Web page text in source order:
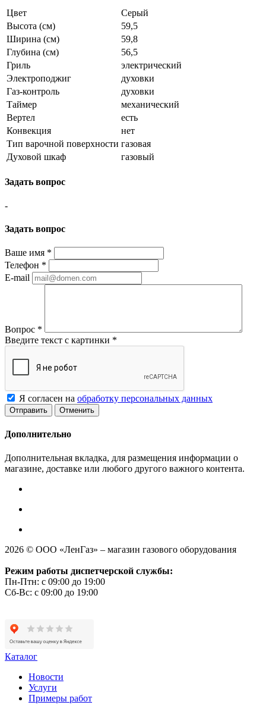
Цвет
Серый
Высота (см)
59,5
Ширина (см)
59,8
Глубина (см)
56,5
Гриль
электрический
Электроподжиг
духовки
Газ-контроль
духовки
Таймер
механический
Вертел
есть
Конвекция
нет
Тип варочной поверхности газовая
Духовой шкаф
газовый
Задать вопрос
-
Задать вопрос
Ваше имя *
Телефон *
E-mail
Вопрос *
Введите текст с картинки *
Я согласен на обработку персональных данных
Отменить
Дополнительно
Дополнительная вкладка, для размещения информации о
магазине, доставке или любого другого важного контента.
2026 © ООО «ЛенГаз» – магазин газового оборудования
Режим работы диспетчерской службы:
Пн-Птн: с 09:00 до 19:00
Сб-Вс: с 09:00 до 19:00
Каталог
Новости
Услуги
Примеры работ